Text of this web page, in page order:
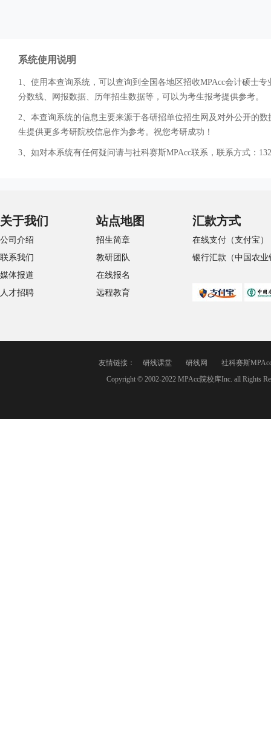
系统使用说明
1、使用本查询系统，可以查询到全国各地区招收MPAcc会计硕士
分数线、网报数据、历年招生数据等，可以为考生报考提供参考。
2、本查询系统的信息主要来源于各研招单位招生网及对外公开的
生提供更多考研院校信息作为参考。祝您考研成功！
3、如对本系统有任何疑问请与社科赛斯MPAcc联系，联系方式：
关于我们
公司介绍
联系我们
媒体报道
人才招聘
站点地图
招生简章
教研团队
在线报名
远程教育
汇款方式
在线支付（支付宝）
银行汇款（中国农业
友情链接： 研线课堂 研线网
社科赛斯
Copyright © 2002-2022 MPAcc院校库Inc. all Rights